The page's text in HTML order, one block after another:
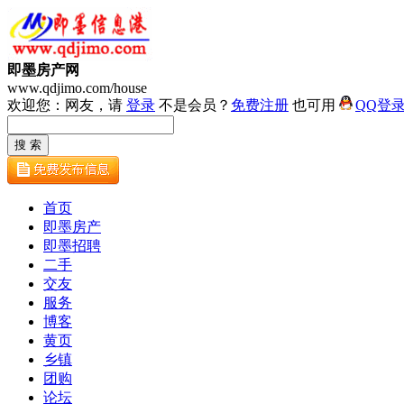
即墨房产网
www.qdjimo.com/house
欢迎您：网友，请 登录 不是会员？ 免费注册 也可用 QQ登
首页
即墨房产
即墨招聘
二手
交友
服务
博客
黄页
乡镇
团购
论坛